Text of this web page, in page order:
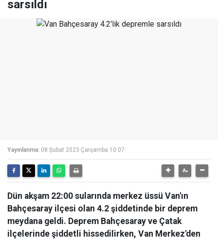
sarsıldı
Yayınlanma: 08 Şubat 2023 Çarşamba 10:07
Dün akşam 22:00 sularında merkez üssü Van'ın
Bahçesaray ilçesi olan 4.2 şiddetinde bir deprem
meydana geldi. Deprem Bahçesaray ve Çatak
ilçelerinde şiddetli hissedilirken, Van Merkez'den